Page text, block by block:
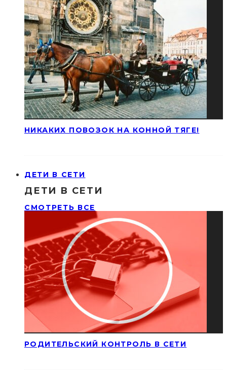
НИКАКИХ ПОВОЗОК НА КОННОЙ ТЯГЕ!
ДЕТИ В СЕТИ
ДЕТИ В СЕТИ
СМОТРЕТЬ ВСЕ
РОДИТЕЛЬСКИЙ КОНТРОЛЬ В СЕТИ